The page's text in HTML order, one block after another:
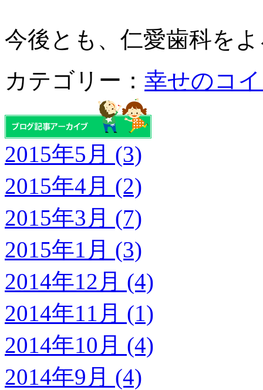
今後とも、仁愛歯科を
カテゴリー： 幸せのコ
2015年5月 (3)
2015年4月 (2)
2015年3月 (7)
2015年1月 (3)
2014年12月 (4)
2014年11月 (1)
2014年10月 (4)
2014年9月 (4)